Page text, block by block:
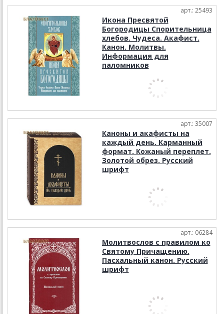
арт.: 25493
Икона Пресвятой
Богородицы Спорительница
хлебов. Чудеса. Акафист.
Канон. Молитвы.
Информация для
паломников
арт.: 35007
Каноны и акафисты на
каждый день. Карманный
формат. Кожаный переплет.
Золотой обрез. Русский
шрифт
арт.: 06284
Молитвослов с правилом ко
Святому Причащению.
Пасхальный канон. Русский
шрифт